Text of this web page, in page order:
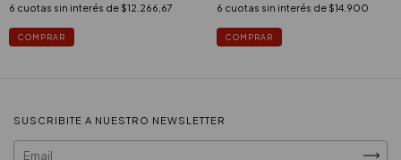
6 cuotas sin interés de $12.266,67
COMPRAR
6 cuotas sin interés de $14.900
COMPRAR
SUSCRIBITE A NUESTRO NEWSLETTER